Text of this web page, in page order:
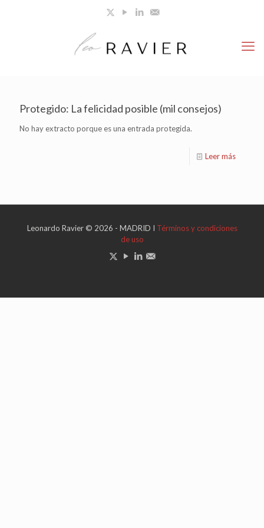
Protegido: La felicidad posible (mil consejos)
No hay extracto porque es una entrada protegida.
Leer más
Leonardo Ravier © 2026 - MADRID I Términos y condiciones
de uso